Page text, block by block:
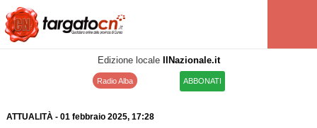
Edizione locale IlNazionale.it
Radio Alba ABBONATI
ATTUALITÀ- 01 febbraio 2025, 17:28